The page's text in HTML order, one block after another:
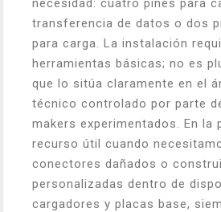
necesidad: cuatro pines para
transferencia de datos o dos
para carga. La instalación
herramientas básicas; no es
que lo sitúa claramente en el
técnico controlado por parte
makers experimentados. En la
recurso útil cuando
conectores dañados o
personalizadas dentro de
cargadores y placas base,